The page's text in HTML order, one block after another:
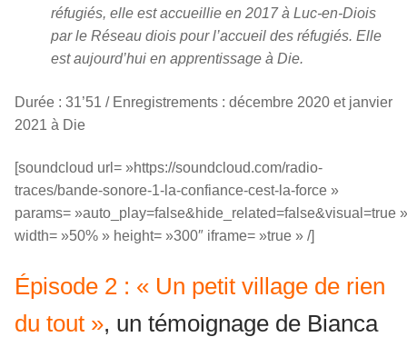
réfugiés, elle est accueillie en 2017 à Luc-en-Diois
par le Réseau diois pour l’accueil des réfugiés. Elle
est aujourd’hui en apprentissage à Die.
Durée : 31’51 / Enregistrements : décembre 2020 et janvier
2021 à Die
[soundcloud url= »https://soundcloud.com/radio-
traces/bande-sonore-1-la-confiance-cest-la-force »
params= »auto_play=false&hide_related=false&visual=true »
width= »50% » height= »300″ iframe= »true » /]
Épisode 2 : « Un petit village de rien
du tout », un témoignage de Bianca